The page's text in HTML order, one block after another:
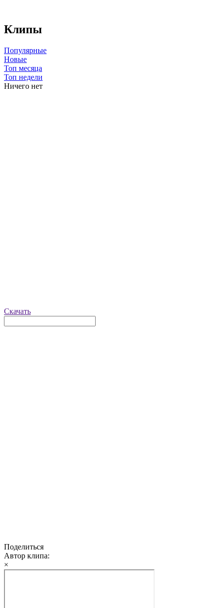
Клипы
Популярные
Новые
Топ месяца
Топ недели
Ничего нет
Скачать
Поделиться
Автор клипа:
×